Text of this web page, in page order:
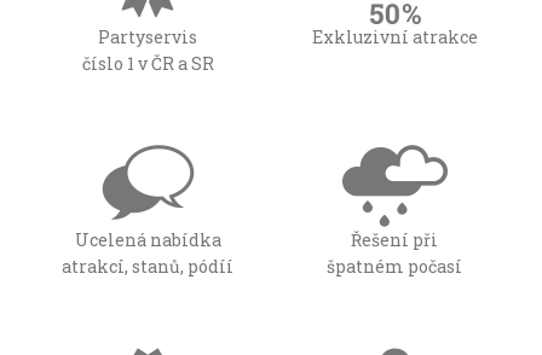
Partyservis
číslo 1 v ČR a SR
Exkluzivní atrakce
Ucelená nabídka
atrakcí, stanů, pódíí
Řešení při
špatném počasí